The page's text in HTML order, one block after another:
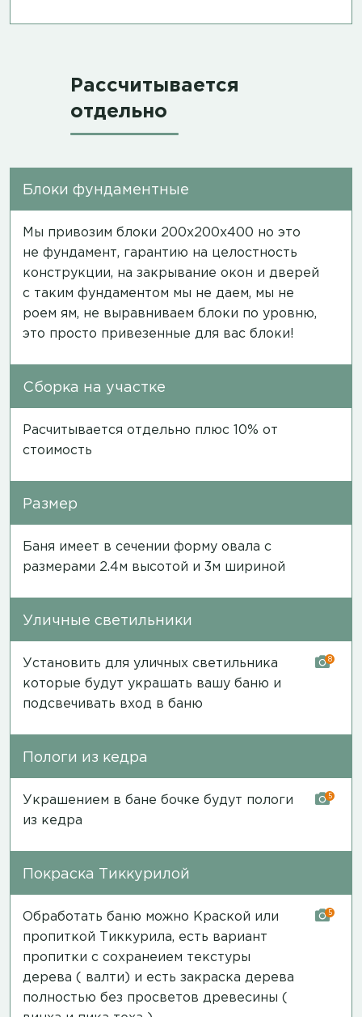
Рассчитывается
отдельно
Блоки фундаментные
Мы привозим блоки 200х200х400 но это
не фундамент, гарантию на целостность
конструкции, на закрывание окон и дверей
с таким фундаментом мы не даем, мы не
роем ям, не выравниваем блоки по уровню,
это просто привезенные для вас блоки!
Сборка на участке
Расчитывается отдельно плюс 10% от
стоимость
Размер
Баня имеет в сечении форму овала с
размерами 2.4м высотой и 3м шириной
Уличные светильники
Установить для уличных светильника
которые будут украшать вашу баню и
подсвечивать вход в баню
8
Пологи из кедра
Украшением в бане бочке будут пологи
из кедра
5
Покраска Тиккурилой
Обработать баню можно Краской или
пропиткой Тиккурила, есть вариант
пропитки с сохранеием текстуры
дерева ( валти) и есть закраска дерева
полностью без просветов древесины (
5